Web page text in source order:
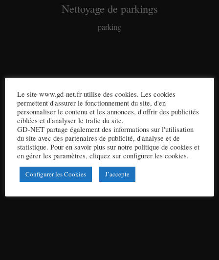
Nettoyage de parkings
parking
Nettoyage de bureaux
Le site www.gd-net.fr utilise des cookies. Les cookies
permettent d'assurer le fonctionnement du site, d'en
personnaliser le contenu et les annonces, d'offrir des publicités
ciblées et d'analyser le trafic du site.
GD-NET partage également des informations sur l'utilisation
du site avec des partenaires de publicité, d'analyse et de
statistique. Pour en savoir plus sur notre politique de cookies et
en gérer les paramètres, cliquez sur configurer les cookies.
Configurer les Cookies J’accepte